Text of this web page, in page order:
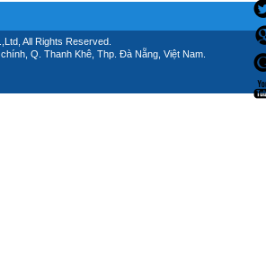
All Rights Reserved.
Q. Thanh Khê, Thp. Đà Nẵng, Việt Nam.